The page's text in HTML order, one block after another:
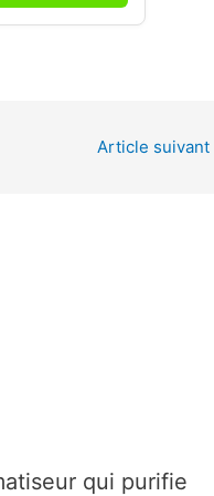
Article suivant
qui purifie